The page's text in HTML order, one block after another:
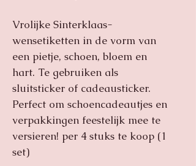
Vrolijke Sinterklaas-
wensetiketten in de vorm van
een pietje, schoen, bloem en
hart. Te gebruiken als
sluitsticker of cadeausticker.
Perfect om schoencadeautjes en
verpakkingen feestelijk mee te
versieren! per 4 stuks te koop (1
set)